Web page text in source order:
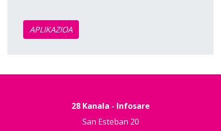
APLIKAZIOA
28 Kanala - Infosare
San Esteban 20